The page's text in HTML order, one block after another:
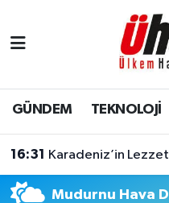
GÜNDEM TEKNOLOJİ
16:31 Karadeniz’in
Mudurnu Hava
İstanbul Nöbetçi
İstanbul Hava